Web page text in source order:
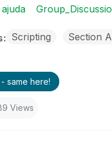
ajuda
Scripting Section
same here!
Views